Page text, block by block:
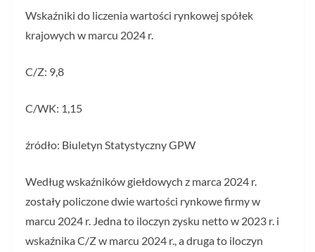
Wskaźniki do liczenia wartości rynkowej spółek
krajowych w marcu 2024 r.
C/Z: 9,8
C/WK: 1,15
źródło: Biuletyn Statystyczny GPW
Według wskaźników giełdowych z marca 2024 r.
zostały policzone dwie wartości rynkowe firmy w
marcu 2024 r. Jedna to iloczyn zysku netto w 2023 r. i
wskaźnika C/Z w marcu 2024 r., a druga to iloczyn